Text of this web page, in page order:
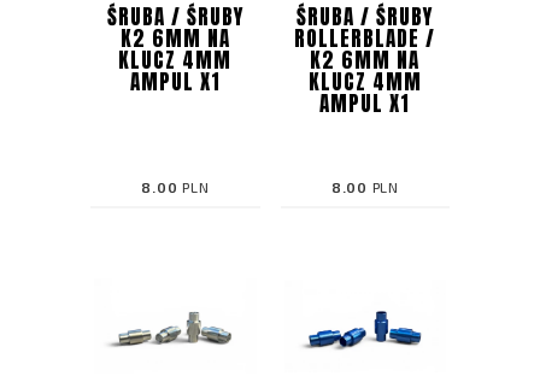
ŚRUBA / ŚRUBY
K2 6MM NA
KLUCZ 4MM
AMPUL X1
8.00 PLN
ŚRUBA / ŚRUBY
ROLLERBLADE /
K2 6MM NA
KLUCZ 4MM
AMPUL X1
8.00 PLN